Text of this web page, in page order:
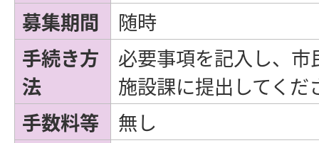
募集期間
随時
手続き方
法
必要事項を記入し、
施設課に提出してくだ
手数料等
無し